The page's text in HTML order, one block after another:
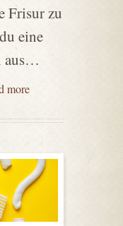
Frisur zu
eine
aus…
more